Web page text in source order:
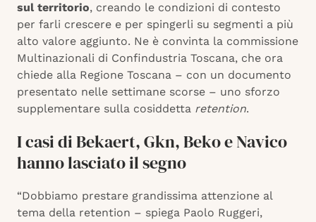
sul territorio, creando le condizioni di contesto
per farli crescere e per spingerli su segmenti a più
alto valore aggiunto. Ne è convinta la commissione
Multinazionali di Confindustria Toscana, che ora
chiede alla Regione Toscana – con un documento
presentato nelle settimane scorse – uno sforzo
supplementare sulla cosiddetta retention.
I casi di Bekaert, Gkn, Beko e Navico
hanno lasciato il segno
“Dobbiamo prestare grandissima attenzione al
tema della retention – spiega Paolo Ruggeri,